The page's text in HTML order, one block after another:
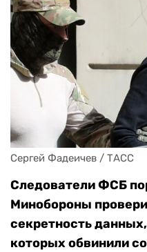
Сергей Фадеичев / ТАСС
Следователи ФСБ
Минобороны
секретность
которых обвинили